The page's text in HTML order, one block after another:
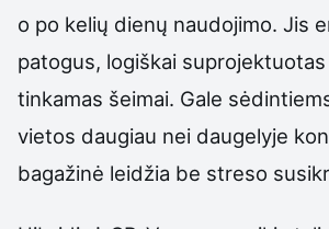
o po kelių dienų naudojimo. Jis
patogus, logiškai suprojektuotas
tinkamas šeimai. Gale
vietos daugiau nei daugelyje
bagažinė leidžia be streso